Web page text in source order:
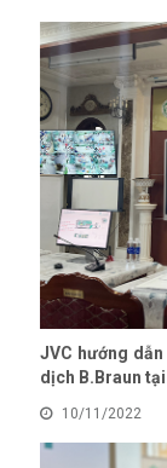
JVC hướng
dịch B.Braun
10/11/2022